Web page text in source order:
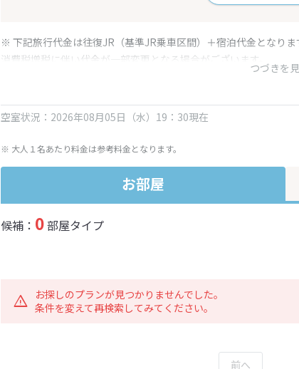
つづきを
※ 下記旅行代金は往復JR（基準JR乗車区間）＋宿泊代金となりま
消費税増税に伴い代金が一部変更となる場合がございます。
※ 表示されている旅行代金・プラン内容は一定時間ごとに更新さ
空室状況：2026年08月05日（水）19：30現在
※ 大人１名あたり料金は参考料金となります。
お部屋
候補： 0部屋タイプ
お探しのプランが見つかりませんでした。
条件を変えて再検索してみてください。